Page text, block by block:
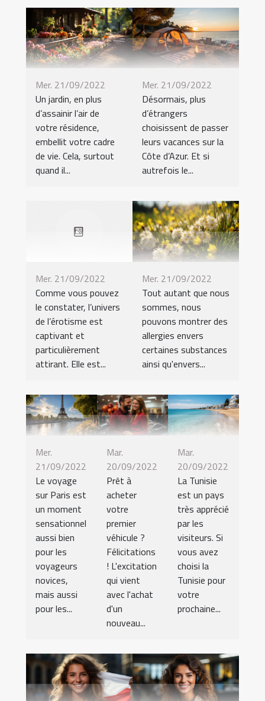
Mer. 21/09/2022
Un jardin, en plus
d’assainir l’air de
votre résidence,
embellit votre cadre
de vie. Cela, surtout
quand il...
Mer. 21/09/2022
Désormais, plus
d’étrangers
choisissent de passer
leurs vacances sur la
Côte d’Azur. Et si
autrefois le...
Mer. 21/09/2022
Comme vous pouvez
le constater, l’univers
de l’érotisme est
captivant et
particulièrement
attirant. Elle est...
Mer. 21/09/2022
Tout autant que nous
sommes, nous
pouvons montrer des
allergies envers
certaines substances
ainsi qu'envers...
Mer.
21/09/2022
Le voyage
sur Paris est
un moment
sensationnel
aussi bien
pour les
voyageurs
novices,
mais aussi
pour les...
Mar.
20/09/2022
Prêt à
acheter
votre
premier
véhicule ?
Félicitations
! L'excitation
qui vient
avec l'achat
d'un
nouveau...
Mar.
20/09/2022
La Tunisie
est un pays
très apprécié
par les
visiteurs. Si
vous avez
choisi la
Tunisie pour
votre
prochaine...